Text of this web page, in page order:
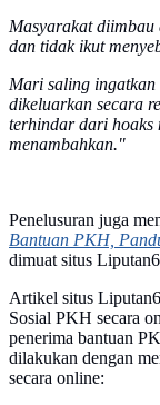
Masyarakat diimbau
dan tidak ikut
Mari saling
dikeluarkan secara
terhindar dari hoaks
menambahkan."
Penelusuran juga
Bantuan PKH,
dimuat situs
Artikel situs
Sosial PKH secara
penerima bantuan
dilakukan dengan
secara online: